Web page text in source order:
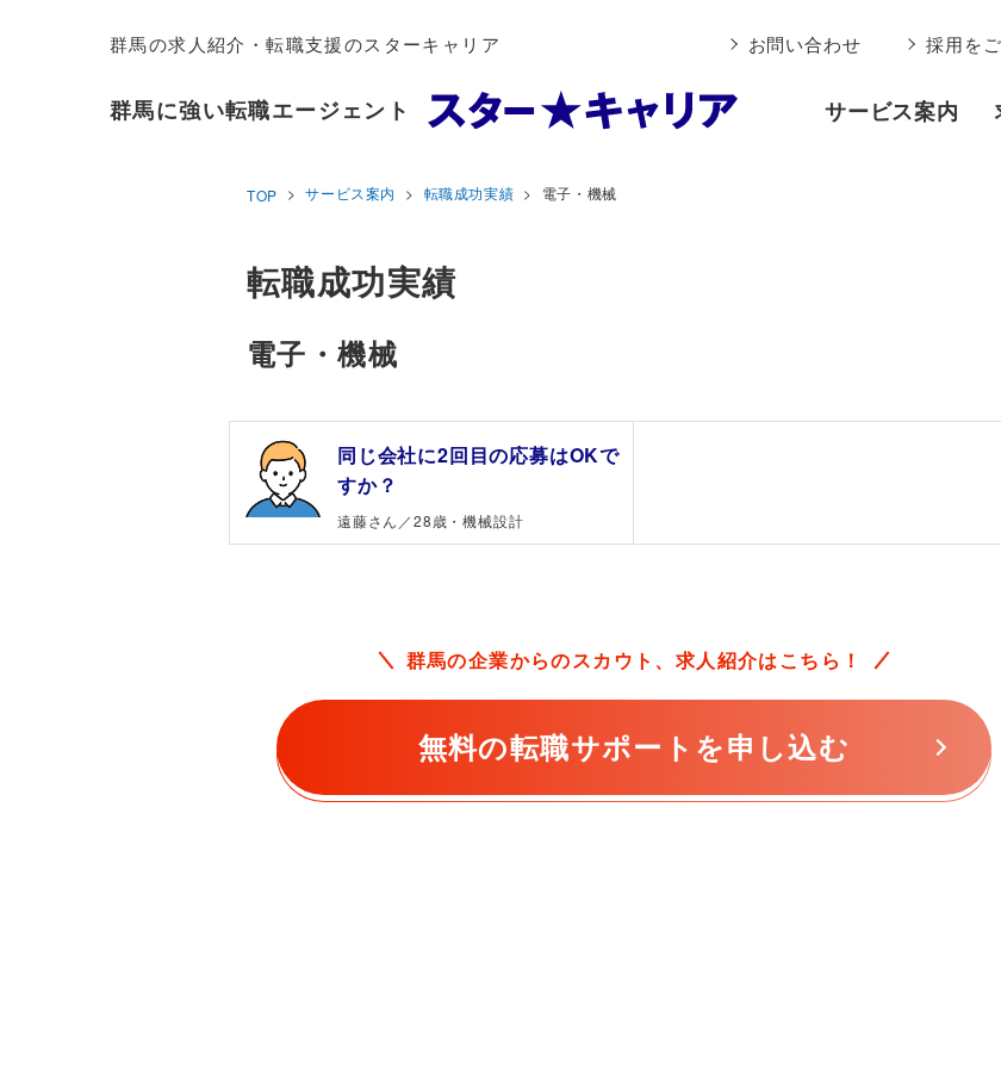
群馬の求人紹介・転職支援のスターキャリア お問い合わせ 採用を
群馬に強い転職エージェント サービス案内
TOP サービス案内 転職成功実績 電子・機械
転職成功実績
電子・機械
同じ会社に2回目の応募はOKで
すか？
遠藤さん／28歳・機械設計
群馬の企業からのスカウト、求人紹介はこちら！
無料の転職サポートを申し込む